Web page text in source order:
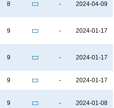
8 - 2024-04-09
9 - 2024-01-17
9 - 2024-01-17
9 - 2024-01-17
9 - 2024-01-08